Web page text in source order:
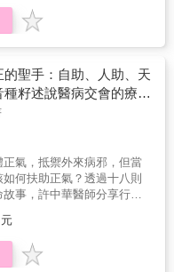
用在養生長壽，就可以設
深藏的自我修復系統，即深
、健脾、補腎、通絡等各種
效果。後來我利用我所發
振法，讓她躺在診床的時
太陽，下午來就是面對太
不多的穴位跟中藥，治了三
診，很高興的對我說：
腫了！」我看到她的腿真
動也很高興。實例2一位六
年初被醫生診斷為胰腺
六個月。我用太極黃金分
綜合治療。結果他到2012
而且已經有六個月沒有做
法，有它很獨特的內涵及
用在養生長壽，就可以設
深藏的自我修復系統，即深
而，寒氣卻阻礙了身體發揮
掉「寒氣」這個致病因
物、貼布、健康食品或其
讓身體自然痊癒。排寒也是
要點：「頭涼腳暖」+：「八
的寒害，無法靠吃藥或吃
在飲食、衣著與心理上維
進藤醫師提倡的排寒療法
涼腳暖+八分飽」。從衣、
，就能無病一身輕。方法
己種下的「毒果」，靠自
形，當心別積寒成疾‧寒氣
積寒氣，狼吞虎嚥是大忌‧讓
進身體排毒‧腰痛、膝蓋痛
忽視‧心寒亦是毒，焦躁鬱
阿育吠陀」更稱之為「治
國密西根大學研究指出，薑
進脂肪與醣類燃燒等等。而
含的薑烯酚是生薑的10倍
體上的不適更有效。祛濕排
萬人見證的神奇療效「短短
降低了100以上。」（50歳
薑茶後，之前診斷出來的三
常了。」（45歳男性）
腳的水腫，更治好了我的
」（42歳女性）「吃藥都
常了。」（56歳男性）
歳女性）「立刻治好了我的
痛的症狀也大大減輕。」
的聖手：自助、人助、天
籽述說醫病交會的療癒
氣，抵禦外來病邪，但當
何扶助正氣？透過十八則
事，許中華醫師分享行醫
，診療超過六十萬人次的
的奇蹟病例中體悟：中醫
往往是支撐患者走過難關的
元